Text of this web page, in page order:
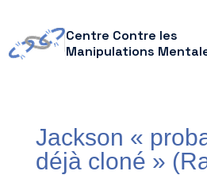
Centre Contre les
Manipulations
Jackson «
déjà cloné »